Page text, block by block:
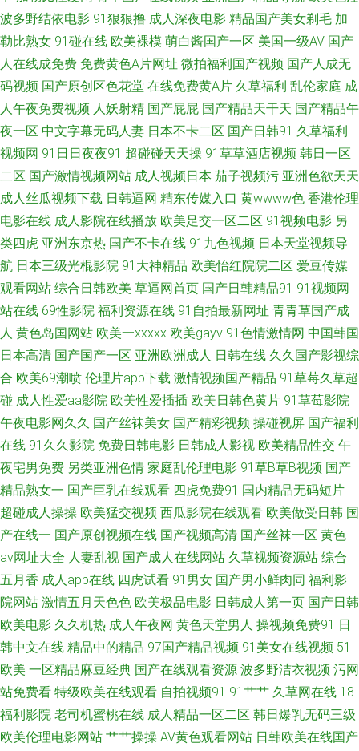
频在线看 国产ts被操视频 91love海角熟女 欧美不卡123 国产精品二区三区
亚洲瑟热 大香蕉伊人素人 91色色撸 亚洲色天堂网 国产一区第十页 91美网站
国产原创在线观看蜜臀 91ncom男C女 超碰人人操在线 日韩高清无码专区 欧
美欧美 国产精品久久孕妇 欧美性做专区 在线95国产 91伊人久热精品午夜 日
韩乱码一区 欧美亚国产精品 91i在线极品视频 91人人肏 午夜福利电影一区二
区 韩日精品在线 91草碰 老司机福利区 91色狼 大香蕉在线官网 AV福利美女
碰进入 91豆花成人 欧美成人精品 亚洲综合成人乱区综合 精品操B 91福利导
航微拍 手机福利视频导航0 成人免费三级网址 男人天堂网9998 97资源人妻
网 91nav电影 黄色二级特片 91微拍网 黑人黑人操妇女BB 日韩福利导航官网
91黄在线观看网 九九成人 成人网人妻久合 久久婷婷美女一区 91干你 91福
利人妻 美女喷水自慰网址 91九色青瓜草莓视频 影音先锋av资源电影 久操网
站 国产精品一区二区三 91爱爱在线影院 黑丝高跟av在线 91黑料在线观看 豆
花网站免费 91视频综合 四虎网址A片 九9久久婷婷 91视网站 人人色人人乐
91看片操 欧美成人久久之 国产精品欧美九色 91超在线视频 久久麻豆精品店
91视频在线观 日本激情蜜桃网站 国产ts被操视频 91国内视频在线播放 欧美
另类三区 东京热成人专区 91超碰成人在线观看 久久免费视频2 AV色图福利
导航 亚洲福利电影 国产自拍偷偷视频 91和78无掩体视频黑丝 欧美日韩国产
骚熟 国产海角社区91 91蝌蚪少妇 日韩欧美4 东京热最新地址99 在线视频
波多野结依电影 91狠狠撸 成人深夜电影 精品国产美女剃毛 加
勒比熟女 91碰在线 欧美裸模 萌白酱国产一区 美国一级AV 国产
人在线成免费 免费黄色A片网址 微拍福利国产视频 国产人成无
码视频 国产原创区色花堂 在线免费黄A片 久草福利 乱伦家庭 成
人午夜免费视频 人妖射精 国产屁屁 国产精品天干天 国产精品午
夜一区 中文字幕无码人妻 日本不卡二区 国产日韩91 久草福利
视频网 91日日夜夜91 超碰碰天天操 91草草酒店视频 韩日一区
二区 国产激情视频网站 成人视频日本 茄子视频污 亚洲色欲天天
成人丝瓜视频下载 日韩逼网 精东传媒入口 黄wwww色 香港伦理
电影在线 成人影院在线播放 欧美足交一区二区 91视频电影 另
类四虎 亚洲东京热 国产不卡在线 91九色视频 日本天堂视频导
航 日本三级光棍影院 91大神精品 欧美怡红院院二区 爱豆传媒
观看网站 综合日韩欧美 草逼网首页 国产日韩精品91 91视频网
站在线 69性影院 福利资源在线 91自拍最新网址 青青草国产成
人 黄色岛国网站 欧美一xxxxx 欧美gayv 91色情激情网 中国韩国
日本高清 国产国产一区 亚洲欧洲成人 日韩在线 久久国产影视综
合 欧美69潮喷 伦理片app下载 激情视频国产精品 91草莓久草超
碰 成人性爱aa影院 欧美性爱插插 欧美日韩色黄片 91草莓影院
午夜电影网久久 国产丝袜美女 国产精彩视频 操碰视屏 国产福利
在线 91久久影院 免费日韩电影 日韩成人影视 欧美精品性交 午
夜宅男免费 另类亚洲色情 家庭乱伦理电影 91草B草B视频 国产
精品熟女一 国产巨乳在线观看 四虎免费91 国内精品无码短片
超碰成人操操 欧美猛交视频 西瓜影院在线观看 欧美做受日韩 国
产在线一 国产原创视频在线 国产视频高清 国产丝袜一区 黄色
av网址大全 人妻乱视 国产成人在线网站 久草视频资源站 综合
五月香 成人app在线 四虎试看 91男女 国产男小鲜肉同 福利影
院网站 激情五月天色色 欧美极品电影 日韩成人第一页 国产日韩
欧美电影 久久机热 成人午夜网 黄色天堂男人 操视频免费91 日
韩中文在线 精品中的精品 97国产精品视频 91美女在线视频 51
欧美 一区精品麻豆经典 国产在线观看资源 波多野洁衣视频 污网
站免费看 特级欧美在线观看 自拍视频91 91艹艹 久草网在线 18
福利影院 老司机蜜桃在线 成人精品一区二区 韩日爆乳无码三级
欧美伦理电影网站 艹艹操操 AV黄色观看网站 日韩欧美在线国产